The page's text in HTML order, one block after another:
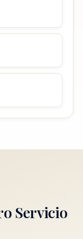
Servicio